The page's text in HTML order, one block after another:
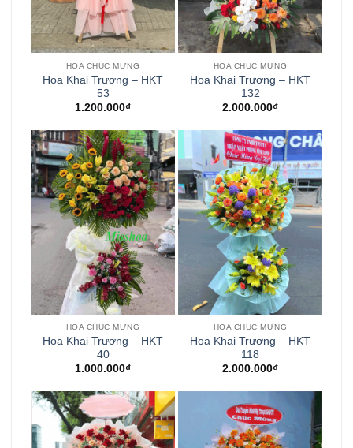
HOA CHÚC MỪNG
Hoa Khai Trương – HKT
53
1.200.000₫
HOA CHÚC MỪNG
Hoa Khai Trương – HKT
132
2.000.000₫
HOA CHÚC MỪNG
Hoa Khai Trương – HKT
40
1.000.000₫
HOA CHÚC MỪNG
Hoa Khai Trương – HKT
118
2.000.000₫